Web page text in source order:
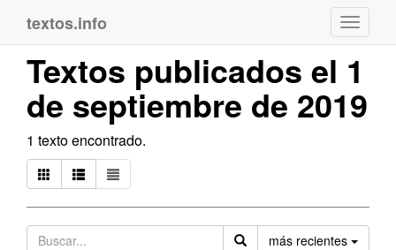
textos.info
Textos publicados el 1
de septiembre de 2019
1 texto encontrado.
más recientes